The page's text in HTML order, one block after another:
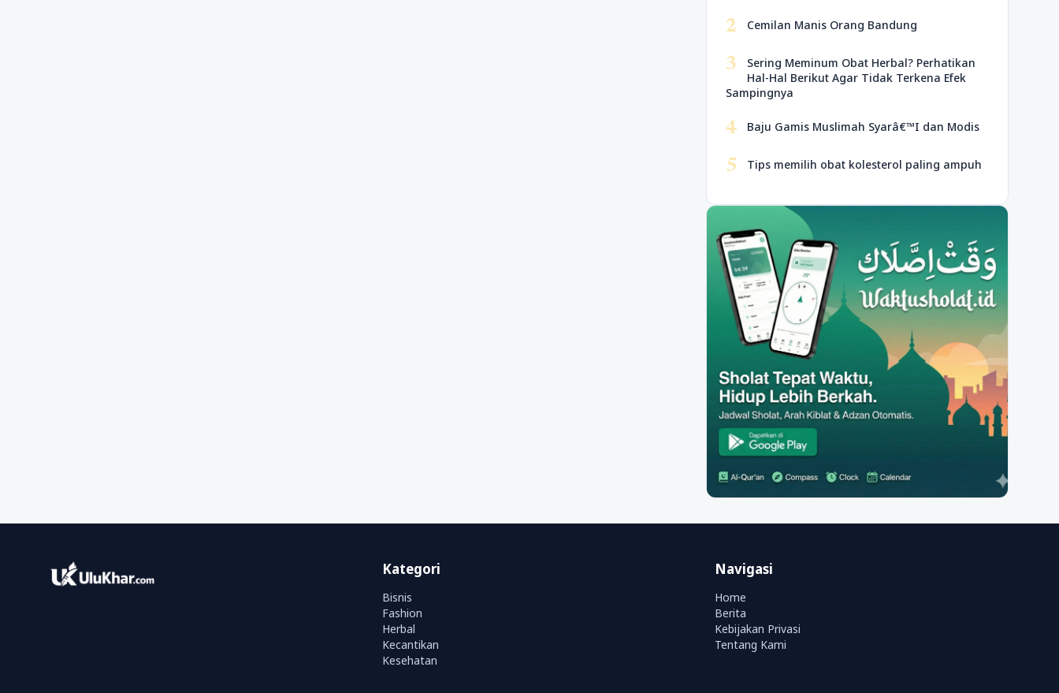
2 Cemilan Manis Orang Bandung
3
Sering Meminum Obat Herbal? Perhatikan
Hal-Hal Berikut Agar Tidak Terkena Efek
Sampingnya
4 Baju Gamis Muslimah Syarâ€™I dan Modis
5 Tips memilih obat kolesterol paling ampuh
Kategori
Bisnis
Fashion
Herbal
Kecantikan
Kesehatan
Navigasi
Home
Berita
Kebijakan Privasi
Tentang Kami